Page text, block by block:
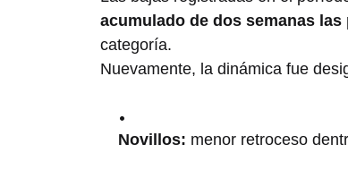
acumulado de dos semanas
categoría.
Nuevamente, la dinámica fue
Novillos: menor retroceso